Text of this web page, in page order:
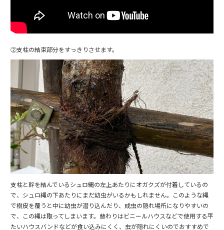
②支柱の結束部分をすっきりさせます。
支柱と幹を結んでいるシュロ縄の左上あたりにオガクズが付着しているの
で、シュロ縄の下あたりにまだ幼虫がいるかもしれません。このような縄
で樹皮を覆うと中に幼虫が潜り込んだり、成虫の隠れ場所になりやすいの
で、この縄は取ってしまいます。替わりはビニールハウスなどで使用する平
たいハウスバンドなどが食い込みにくく、虫が隠れにくいのでおすすめで